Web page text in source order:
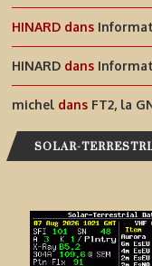
HINARD dans
HINARD dans
michel dans FT2, la
SOLAR-